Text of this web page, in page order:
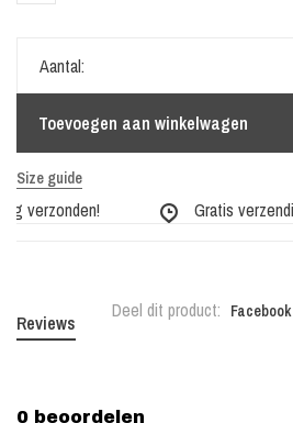
Aantal:
Toevoegen aan winkelwagen
Size guide
verzonden! Gratis
Deel dit product: Facebook
Reviews
0 beoordelen